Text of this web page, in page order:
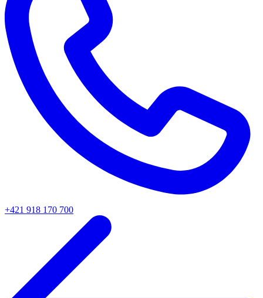
+421 918 170 700